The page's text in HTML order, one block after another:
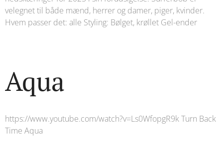
velegnet til både mænd, herrer og damer, piger, kvinder.
Hvem passer det: alle Styling: Bølget, krøllet Gel-ender
Aqua
https://www.youtube.com/watch?v=Ls0WfopgR9k Turn Back
Time Aqua